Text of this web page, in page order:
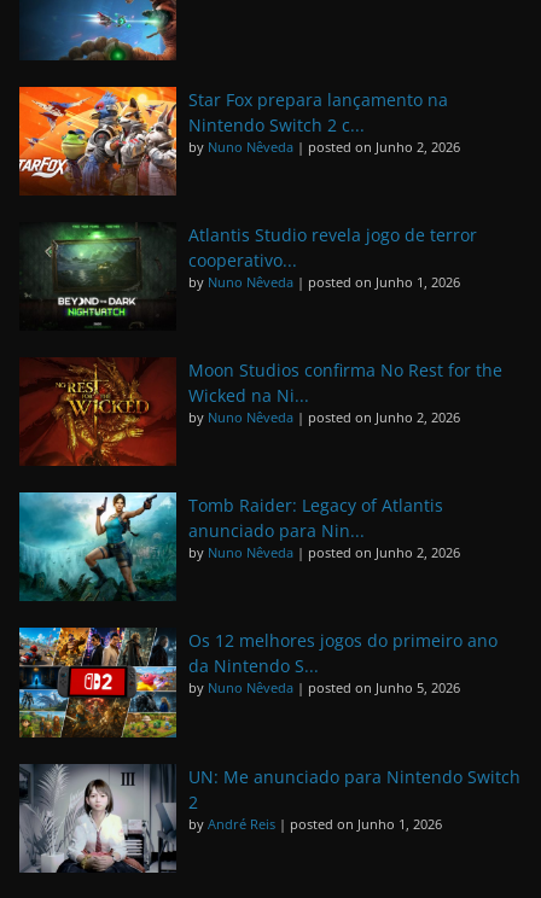
Star Fox prepara lançamento na
Nintendo Switch 2 c...
by Nuno Nêveda | posted on Junho 2, 2026
Atlantis Studio revela jogo de terror
cooperativo...
by Nuno Nêveda | posted on Junho 1, 2026
Moon Studios confirma No Rest for the
Wicked na Ni...
by Nuno Nêveda | posted on Junho 2, 2026
Tomb Raider: Legacy of Atlantis
anunciado para Nin...
by Nuno Nêveda | posted on Junho 2, 2026
Os 12 melhores jogos do primeiro ano
da Nintendo S...
by Nuno Nêveda | posted on Junho 5, 2026
UN: Me anunciado para Nintendo Switch
2
by André Reis | posted on Junho 1, 2026